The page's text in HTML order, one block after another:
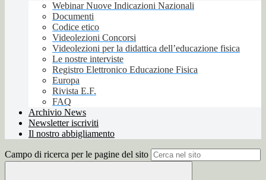
Webinar Nuove Indicazioni Nazionali
Documenti
Codice etico
Videolezioni Concorsi
Videolezioni per la didattica dell’educazione fisica
Le nostre interviste
Registro Elettronico Educazione Fisica
Europa
Rivista E.F.
FAQ
Archivio News
Newsletter iscriviti
Il nostro abbigliamento
Campo di ricerca per le pagine del sito